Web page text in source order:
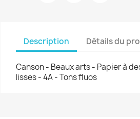
Description Détails du
Canson - Beaux arts - Papier à
lisses - 4A - Tons fluos